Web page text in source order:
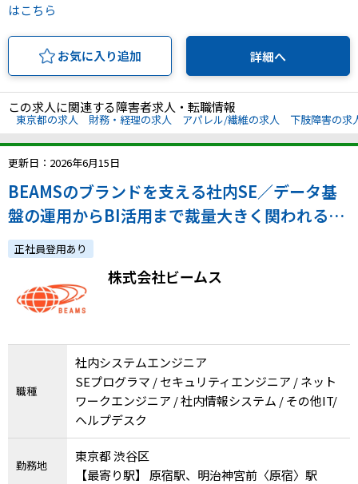
はこちら
お気に入り追加 詳細へ
この求人に関連する障害者求人・転職情報
東京都の求人 財務・経理の求人 アパレル/繊維の求人 下肢障害の求
更新日：2026年6月15日
BEAMSのブランドを支える社内SE／データ基
盤の運用からBI活用まで裁量大きく関われる！
フレックス有り
正社員登用あり
株式会社ビームス
職種
社内システムエンジニア
SEプログラマ / セキュリティエンジニア / ネット
ワークエンジニア / 社内情報システム / その他IT/
ヘルプデスク
勤務地
東京都 渋谷区
【最寄り駅】 原宿駅、明治神宮前〈原宿〉駅